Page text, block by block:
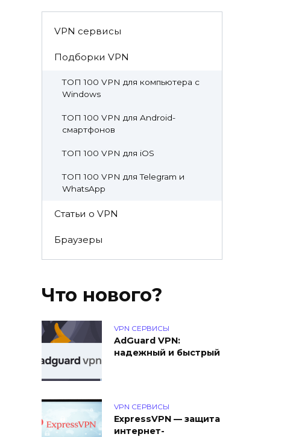
VPN сервисы
Подборки VPN
ТОП 100 VPN для компьютера с
Windows
ТОП 100 VPN для Android-
смартфонов
ТОП 100 VPN для iOS
ТОП 100 VPN для Telegram и
WhatsApp
Статьи о VPN
Браузеры
Что нового?
VPN СЕРВИСЫ
AdGuard VPN:
надежный и быстрый
VPN СЕРВИСЫ
ExpressVPN — защита
интернет-